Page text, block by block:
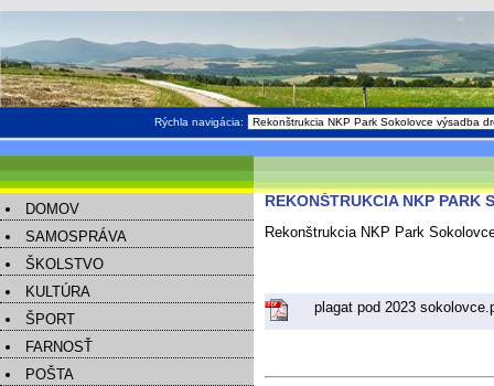
Rýchla navigácia:
DOMOV
SAMOSPRÁVA
ŠKOLSTVO
KULTÚRA
ŠPORT
FARNOSŤ
POŠTA
REKONŠTRUKCIA NKP PARK
Rekonštrukcia NKP Park
plagat pod 2023